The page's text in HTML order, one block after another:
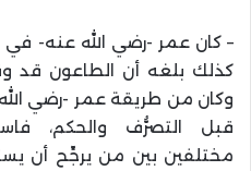
– كان عمر -رضي الله عنه- في
كذلك بلغه أن الطاعون قد
وكان من طريقة عمر -رضي الله
قبل التصرُّف والحكم،
مختلفين بين من يرجِّح أن